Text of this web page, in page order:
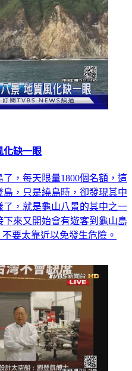
缺一眼
，每天限量1800個名額，這
，只是繞島時，卻發現其中
，就是龜山八景的其中之一
下來又開始會有遊客到龜山島
要太靠近以免發生危險。